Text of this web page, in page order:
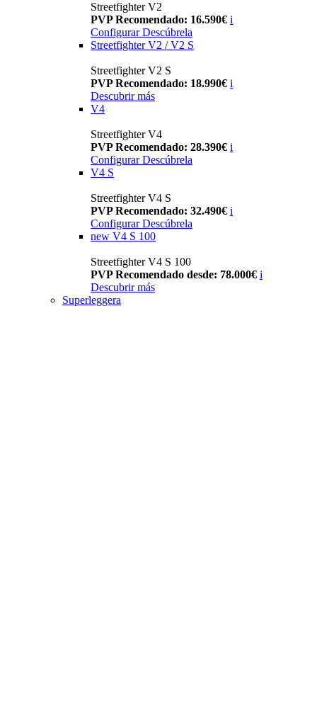
Streetfighter V2
PVP Recomendado: 16.590€ i
Configurar Descúbrela
Streetfighter V2 / V2 S
Streetfighter V2 S
PVP Recomendado: 18.990€ i
Descubrir más
V4
Streetfighter V4
PVP Recomendado: 28.390€ i
Configurar Descúbrela
V4 S
Streetfighter V4 S
PVP Recomendado: 32.490€ i
Configurar Descúbrela
new V4 S 100
Streetfighter V4 S 100
PVP Recomendado desde: 78.000€ i
Descubrir más
Superleggera